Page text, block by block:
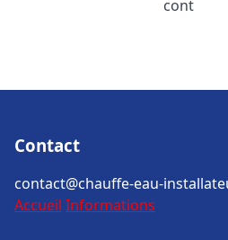
cont
Contact
contact@chauffe-eau-
Accueil Informations